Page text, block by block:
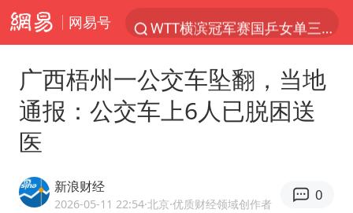
网易号
情侣在平潭拍日出时坠崖致一死一伤
香港正式允许“拒绝抢救”
郑丽文：台湾从来没有“独立”过
广西梧州一公交车坠翻，当地
通报：公交车上6人已脱困送
医
新浪财经
2026-05-11 22:54·北京·优质财经领域创作者
0